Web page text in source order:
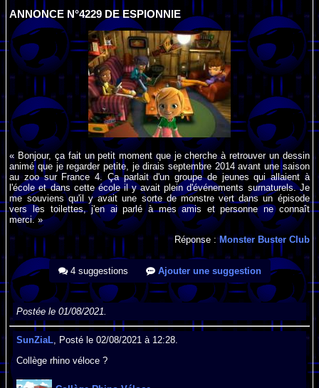
ANNONCE N°4229 DE ESPIONNIE
« Bonjour, ça fait un petit moment que je cherche à retrouver un dessin
animé que je regarder petite, je dirais septembre 2014 avant une saison
au zoo sur France 4. Ça parlait d'un groupe de jeunes qui allaient à
l'école et dans cette école il y avait plein d'événements surnaturels. Je
me souviens qu'il y avait une sorte de monstre vert dans un épisode
vers les toilettes, j'en ai parlé à mes amis et personne ne connaît
merci. »
Réponse :Monster Buster Club
4 suggestions Ajouter une suggestion
Postée le 01/08/2021.
SunZiaL, Posté le 02/08/2021 à 12:28.
Collège rhino véloce ?